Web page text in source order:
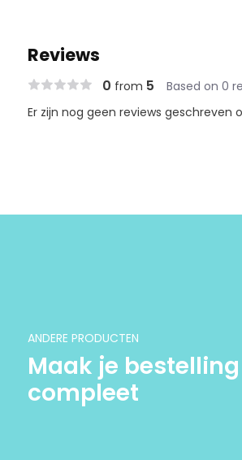
Reviews
0 from 5 Based on 0
Er zijn nog geen reviews geschreven
ANDERE PRODUCTEN
Maak je bestelling
compleet